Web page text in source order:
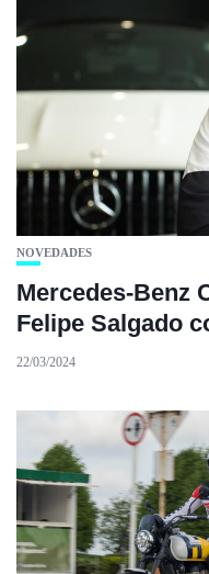
NOVEDADES
Mercedes-Benz
Felipe Salgado
22/03/2024